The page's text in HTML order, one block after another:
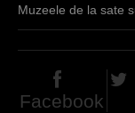
Muzeele de la sate
Facebook